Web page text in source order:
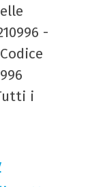
-
i